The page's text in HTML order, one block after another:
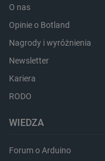
O nas
Opinie o Botland
Nagrody i wyróżnienia
Newsletter
Kariera
RODO
WIEDZA
Forum o Arduino